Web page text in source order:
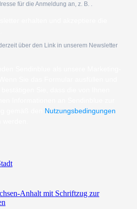
für die Anmeldung an, z. B. .
über den Link in unserem Newsletter
Nutzungsbedingungen